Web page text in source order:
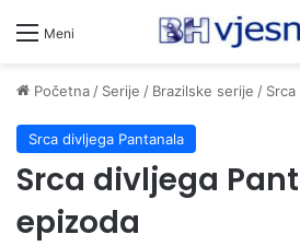
Meni
Početna/ Serije / Brazilske serije /
Srca divljega Pantanala
Srca divljega
epizoda